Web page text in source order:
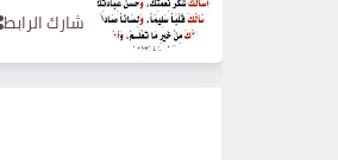
شارك الرابط